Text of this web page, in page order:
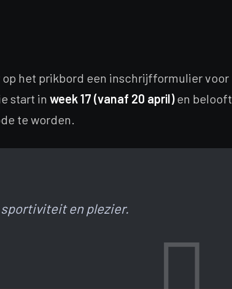
het prikbord een inschrijfformulier voor
start in week 17 (vanaf 20 april)en belooft
te worden.
en plezier.